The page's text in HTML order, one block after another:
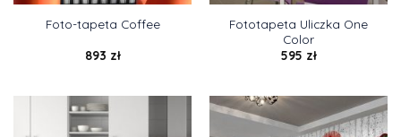
Foto-tapeta Coffee
893 zł
Fototapeta Uliczka One
Color
595 zł